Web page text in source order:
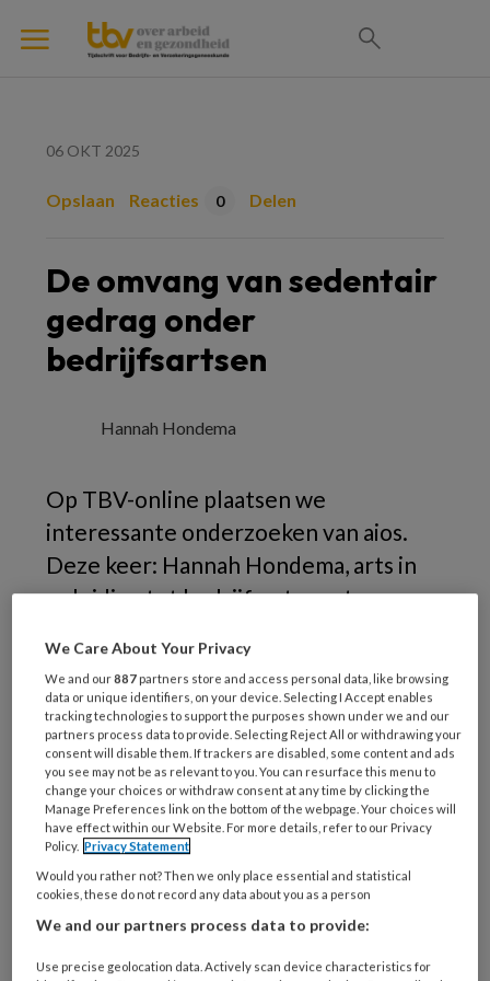
06 OKT 2025
Opslaan Reacties 0 Delen
De omvang van sedentair
gedrag onder
bedrijfsartsen
Hannah Hondema
Op TBV-online plaatsen we
interessante onderzoeken van aios.
Deze keer: Hannah Hondema, arts in
opleiding tot bedrijfsarts, met een
onder bedrijfsartsen. Hieruit blijkt dat
het ook binnen deze beroepsgroep
een probleem kan vormen.
We Care About Your Privacy
We and our887 partners store and access personal data, like browsing
data or unique identifiers, on your device. Selecting I Accept enables
tracking technologies to support the purposes shown under we and our
partners process data to provide. Selecting Reject All or withdrawing your
consent will disable them. If trackers are disabled, some content and ads
you see may not be as relevant to you. You can resurface this menu to
change your choices or withdraw consent at any time by clicking the
Manage Preferences link on the bottom of the webpage. Your choices will
have effect within our Website. For more details, refer to our Privacy
Policy. Privacy Statement
Would you rather not? Then we only place essential and statistical
cookies, these do not record any data about you as a person
We and our partners process data to provide:
Use precise geolocation data. Actively scan device characteristics for